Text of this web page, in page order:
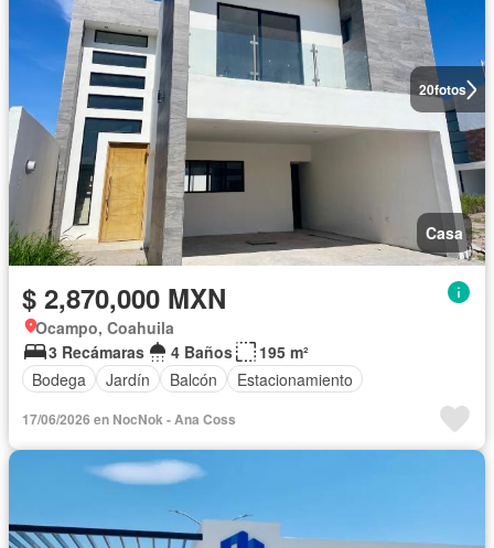
20fotos
Casa
$ 2,870,000 MXN
Ocampo, Coahuila
3 Recámaras
4 Baños
195 m²
Bodega
Jardín Balcón Estacionamiento
17/06/2026 en NocNok - Ana Coss